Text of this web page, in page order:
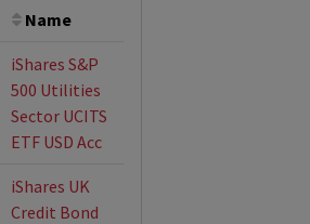
Name
iShares S&P
500 Utilities
Sector UCITS
ETF USD Acc
iShares UK
Credit Bond